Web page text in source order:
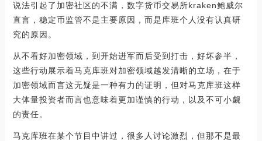
说法引起了加密社区的不满，数字货币交易所kraken鲍威尔
直言，稳定币监管不是主要原因，而是库班个人没有认真研
究的原因。
从不看好加密领域，到开始进军而后受到打击，好坏参半，
这些行动展示着马克库班对加密领域越发清晰的立场，在于
加密领域而言这无疑是一种有力的证明，但对马克库班这样
大体量投资者而言也意味着更加谨慎的行动，以及不可小觑
的责任。
马克库班在某个节目中讲过，很多人讨论激烈，但那不是最